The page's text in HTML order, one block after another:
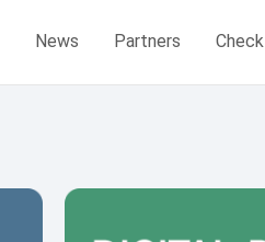
News Partners Check